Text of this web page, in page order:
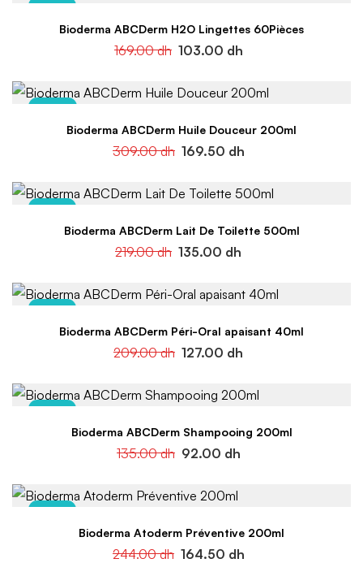
-39%
Bioderma ABCDerm H2O Lingettes 60Pièces
169.00dh 103.00 dh
-45%
Bioderma ABCDerm Huile Douceur 200ml
309.00dh 169.50 dh
-38%
Bioderma ABCDerm Lait De Toilette 500ml
219.00dh 135.00 dh
-39%
Bioderma ABCDerm Péri-Oral apaisant 40ml
209.00dh 127.00 dh
-32%
Bioderma ABCDerm Shampooing 200ml
135.00dh 92.00 dh
-33%
Bioderma Atoderm Préventive 200ml
244.00dh 164.50 dh